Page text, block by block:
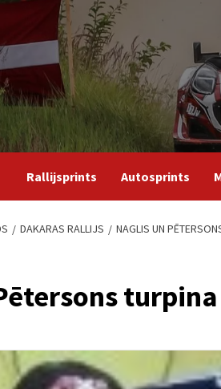
Rallijsprints Autosprints
DAKARAS RALLIJS NAGLIS UN